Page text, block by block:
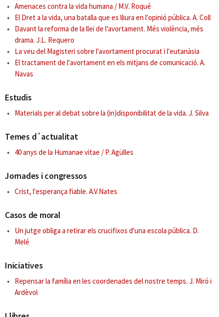
Amenaces contra la vida humana / M.V. Roqué
El Dret a la vida, una batalla que es lliura en l'opinió pública. A. Coll
Davant la reforma de la llei de l'avortament. Més violència, més
drama. J.L. Requero
La veu del Magisteri sobre l'avortament procurat i l'eutanàsia
El tractament de l'avortament en els mitjans de comunicació. A.
Navas
Estudis
Materials per al debat sobre la (in)disponibilitat de la vida. J. Silva
Temes d´actualitat
40 anys de la Humanae vitae / P. Agülles
Jornades i congressos
Crist, l'esperança fiable. A.V.Nates
Casos de moral
Un jutge obliga a retirar els crucifixos d'una escola pública. D.
Melé
Iniciatives
Repensar la família en les coordenades del nostre temps. J. Miró i
Ardèvol